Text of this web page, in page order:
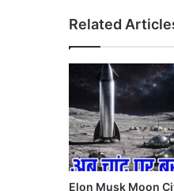
Related
Elon Musk Moon